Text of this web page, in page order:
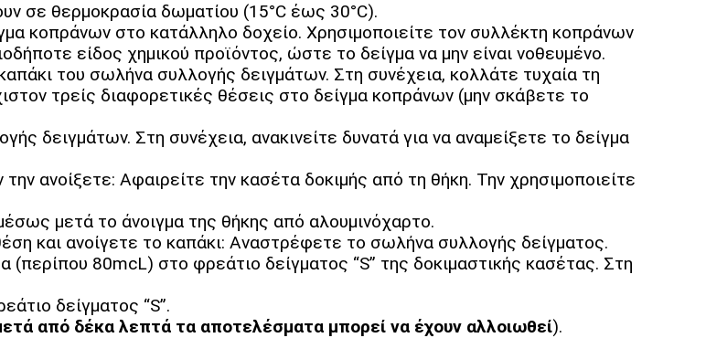
σε θερμοκρασία δωματίου (15°C έως 30°C).
κοπράνων στο κατάλληλο δοχείο. Χρησιμοποιείτε τον συλλέκτη κοπράνων
είδος χημικού προϊόντος, ώστε το δείγμα να μην είναι νοθευμένο.
του σωλήνα συλλογής δειγμάτων. Στη συνέχεια, κολλάτε τυχαία τη
τρείς διαφορετικές θέσεις στο δείγμα κοπράνων (μην σκάβετε το
δειγμάτων. Στη συνέχεια, ανακινείτε δυνατά για να αναμείξετε το δείγμα
ανοίξετε: Αφαιρείτε την κασέτα δοκιμής από τη θήκη. Την χρησιμοποιείτε
μετά το άνοιγμα της θήκης από αλουμινόχαρτο.
και ανοίγετε το καπάκι: Αναστρέφετε το σωλήνα συλλογής δείγματος.
80mcL) στο φρεάτιο δείγματος “S” της δοκιμαστικής κασέτας. Στη
δείγματος “S”.
από δέκα λεπτά τα αποτελέσματα μπορεί να έχουν αλλοιωθεί).